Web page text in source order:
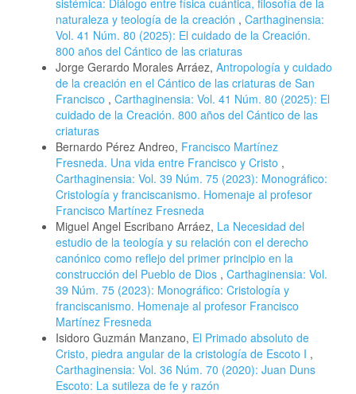
naturaleza y teología de la creación , Carthaginensia:
Vol. 41 Núm. 80 (2025): El cuidado de la Creación.
800 años del Cántico de las criaturas
Jorge Gerardo Morales Arráez, Antropología y cuidado
de la creación en el Cántico de las criaturas de San
Francisco , Carthaginensia: Vol. 41 Núm. 80 (2025): El
cuidado de la Creación. 800 años del Cántico de las
criaturas
Bernardo Pérez Andreo, Francisco Martínez
Fresneda. Una vida entre Francisco y Cristo ,
Carthaginensia: Vol. 39 Núm. 75 (2023): Monográfico:
Cristología y franciscanismo. Homenaje al profesor
Francisco Martínez Fresneda
Miguel Angel Escribano Arráez, La Necesidad del
estudio de la teología y su relación con el derecho
canónico como reflejo del primer principio en la
construcción del Pueblo de Dios , Carthaginensia: Vol.
39 Núm. 75 (2023): Monográfico: Cristología y
franciscanismo. Homenaje al profesor Francisco
Martínez Fresneda
Isidoro Guzmán Manzano, El Primado absoluto de
Cristo, piedra angular de la cristología de Escoto I ,
Carthaginensia: Vol. 36 Núm. 70 (2020): Juan Duns
Escoto: La sutileza de fe y razón